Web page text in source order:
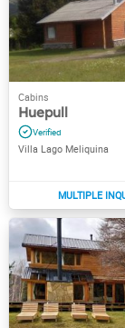
Huepull
Villa Lago Meliquina